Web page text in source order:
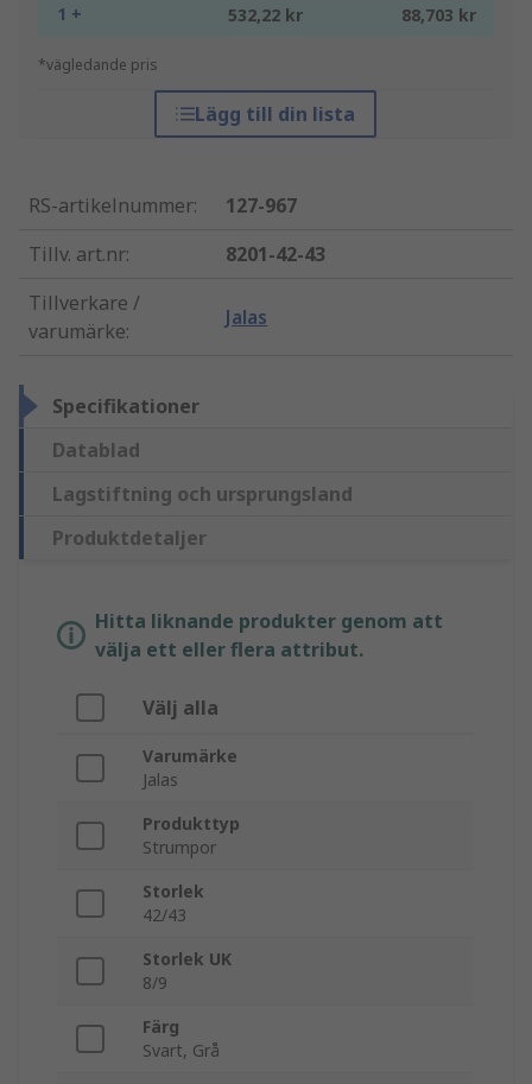
1 + 532,22 kr 88,703 kr
*vägledande pris
Lägg till din lista
RS-artikelnummer:
127-967
Tillv. art.nr:
8201-42-43
Tillverkare /
varumärke:
Jalas
Specifikationer
Datablad
Lagstiftning och ursprungsland
Produktdetaljer
Hitta liknande produkter genom att
välja ett eller flera attribut.
Välj alla
Varumärke
Jalas
Produkttyp
Strumpor
Storlek
42/43
Storlek UK
8/9
Färg
Svart, Grå